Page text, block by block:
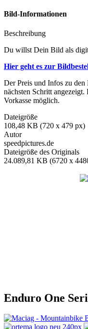
Bild-Informationen
Beschreibung
Du willst Dein Bild als
Hier geht es zur
Der Preis und Infos zu
nächsten Schritt
Vorkasse möglich.
Dateigröße
108,48 KB (720 x 479 px)
Autor
speedpictures.de
Dateigröße des Originals
24.089,81 KB (6720 x
Enduro One